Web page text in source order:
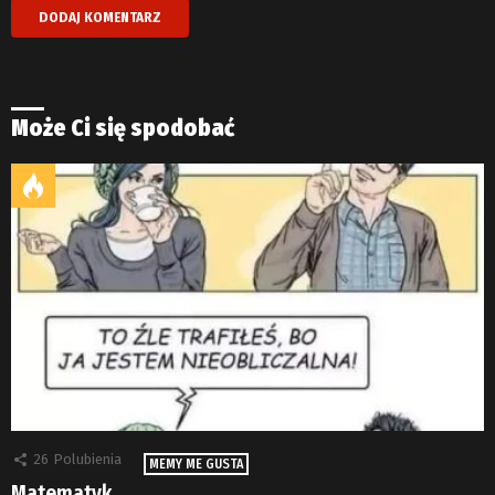
Może Ci się spodobać
26 Polubienia MEMY ME GUSTA